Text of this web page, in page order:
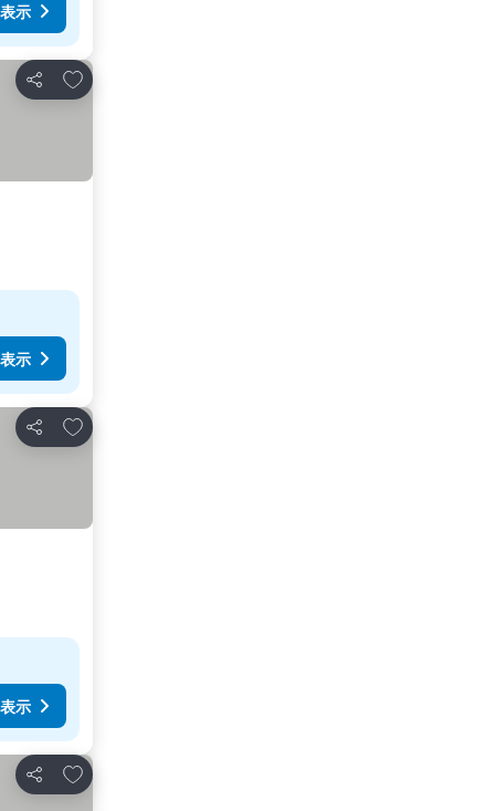
示
シェア
お気に入りに追加
示
シェア
お気に入りに追加
示
シェア
お気に入りに追加